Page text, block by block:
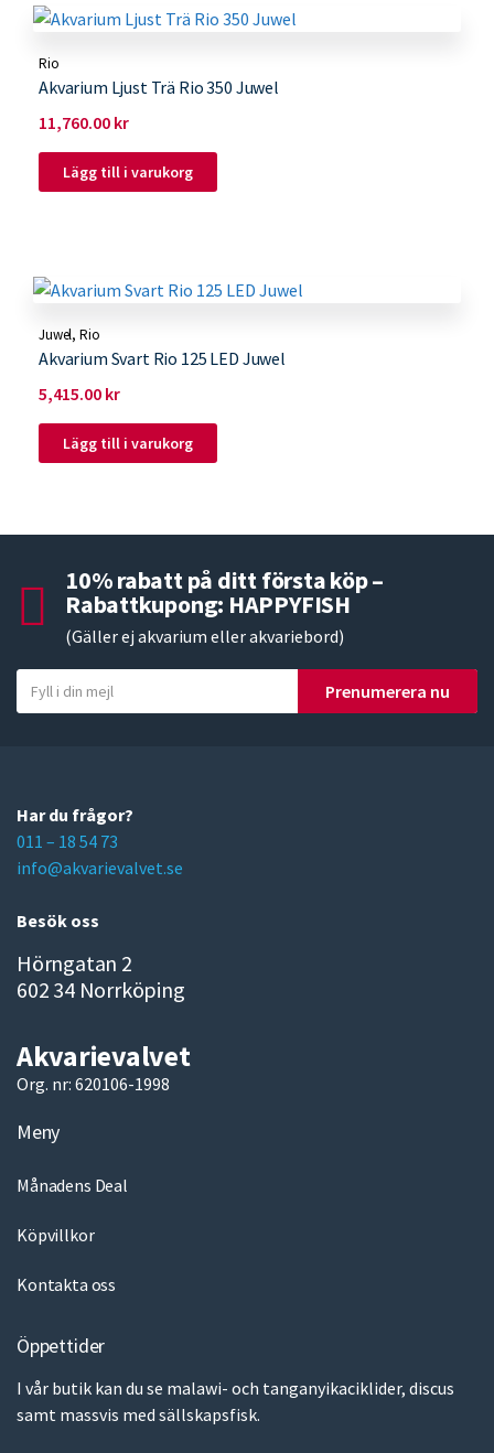
Rio
Akvarium Ljust Trä Rio 350 Juwel
11,760.00 kr
Lägg till i varukorg
Juwel,Rio
Akvarium Svart Rio 125 LED Juwel
5,415.00 kr
Lägg till i varukorg
10% rabatt på ditt första köp –
Rabattkupong: HAPPYFISH
(Gäller ej akvarium eller akvariebord)
o
m
a
i
Prenumerera nu
Har du frågor?
011 – 18 54 73
info@akvarievalvet.se
Besök oss
Hörngatan 2
602 34 Norrköping
Akvarievalvet
Org. nr: 620106-1998
Meny
Månadens Deal
Köpvillkor
Kontakta oss
Öppettider
I vår butik kan du se malawi- och tanganyikaciklider, discus
samt massvis med sällskapsfisk.